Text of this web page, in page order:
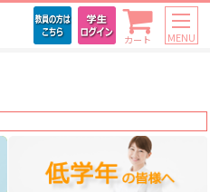
カート MENU